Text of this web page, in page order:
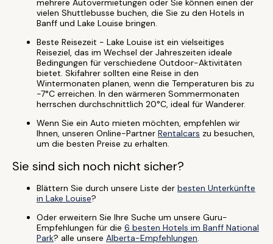
mehrere Autovermietungen oder Sie können einen der
vielen Shuttlebusse buchen, die Sie zu den Hotels in
Banff und Lake Louise bringen.
Beste Reisezeit - Lake Louise ist ein vielseitiges
Reiseziel, das im Wechsel der Jahreszeiten ideale
Bedingungen für verschiedene Outdoor-Aktivitäten
bietet. Skifahrer sollten eine Reise in den
Wintermonaten planen, wenn die Temperaturen bis zu
-7°C erreichen. In den wärmeren Sommermonaten
herrschen durchschnittlich 20°C, ideal für Wanderer.
Wenn Sie ein Auto mieten möchten, empfehlen wir
Ihnen, unseren Online-Partner Rentalcars zu besuchen,
um die besten Preise zu erhalten.
Sie sind sich noch nicht sicher?
Blättern Sie durch unsere Liste der besten Unterkünfte
in Lake Louise?
Oder erweitern Sie Ihre Suche um unsere Guru-
Empfehlungen für die 6 besten Hotels im Banff National
Park? alle unsere Alberta-Empfehlungen.